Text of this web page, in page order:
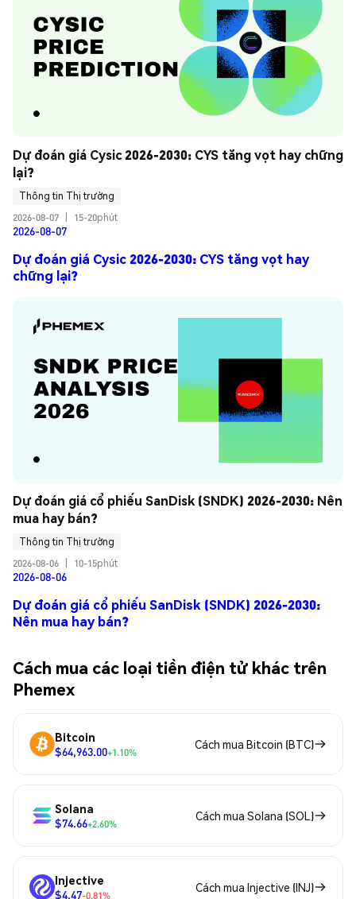
Dự đoán giá Cysic 2026-2030: CYS tăng vọt hay chững
lại?
Thông tin Thị trường
2026-08-07
15-20phút
2026-08-07
Dự đoán giá Cysic 2026-2030: CYS tăng vọt hay
chững lại?
Dự đoán giá cổ phiếu SanDisk (SNDK) 2026-2030: Nên
mua hay bán?
Thông tin Thị trường
2026-08-06
10-15phút
2026-08-06
Dự đoán giá cổ phiếu SanDisk (SNDK) 2026-2030:
Nên mua hay bán?
Cách mua các loại tiền điện tử khác trên
Phemex
Bitcoin
$64,963.00+1.10%
Cách mua Bitcoin (BTC)
Solana
$74.66+2.60%
Cách mua Solana (SOL)
Injective
$4.47-0.81%
Cách mua Injective (INJ)